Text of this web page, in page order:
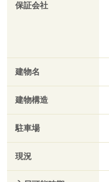
保証会社
建物名
建物構造
駐車場
現況